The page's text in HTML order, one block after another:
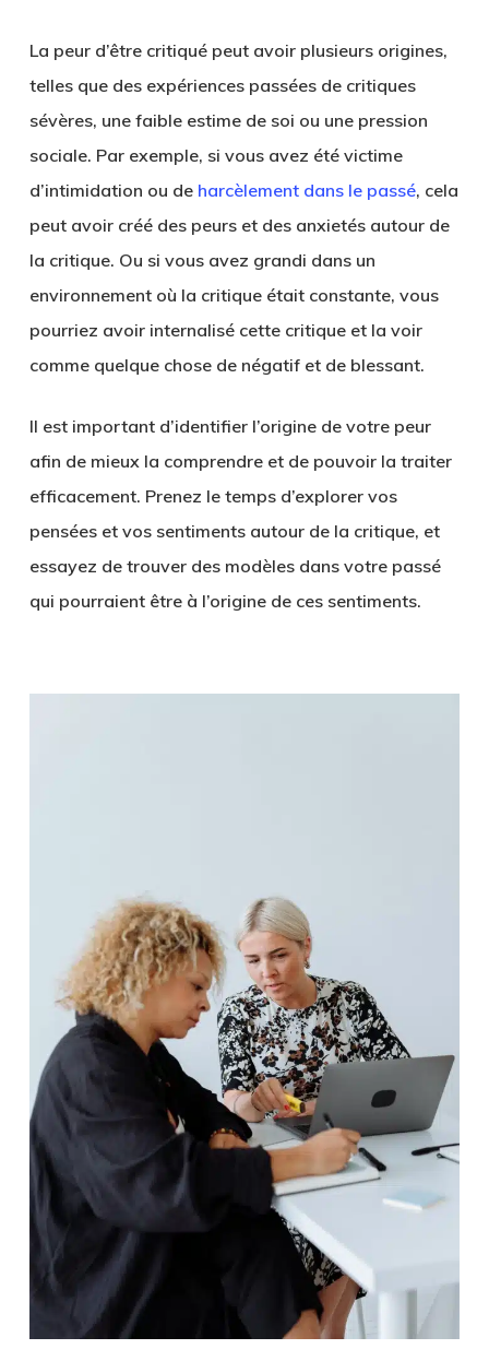
La peur d’être critiqué peut avoir plusieurs origines,
telles que des expériences passées de critiques
sévères, une faible estime de soi ou une pression
sociale. Par exemple, si vous avez été victime
d’intimidation ou deharcèlement dans le passé, cela
peut avoir créé des peurs et des anxietés autour de
la critique. Ou si vous avez grandi dans un
environnement où la critique était constante, vous
pourriez avoir internalisé cette critique et la voir
comme quelque chose de négatif et de blessant.
Il est important d’identifier l’origine de votre peur
afin de mieux la comprendre et de pouvoir la traiter
efficacement. Prenez le temps d’explorer vos
pensées et vos sentiments autour de la critique, et
essayez de trouver des modèles dans votre passé
qui pourraient être à l’origine de ces sentiments.